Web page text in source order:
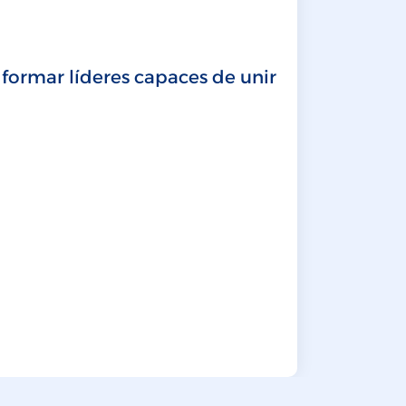
formar líderes capaces de unir